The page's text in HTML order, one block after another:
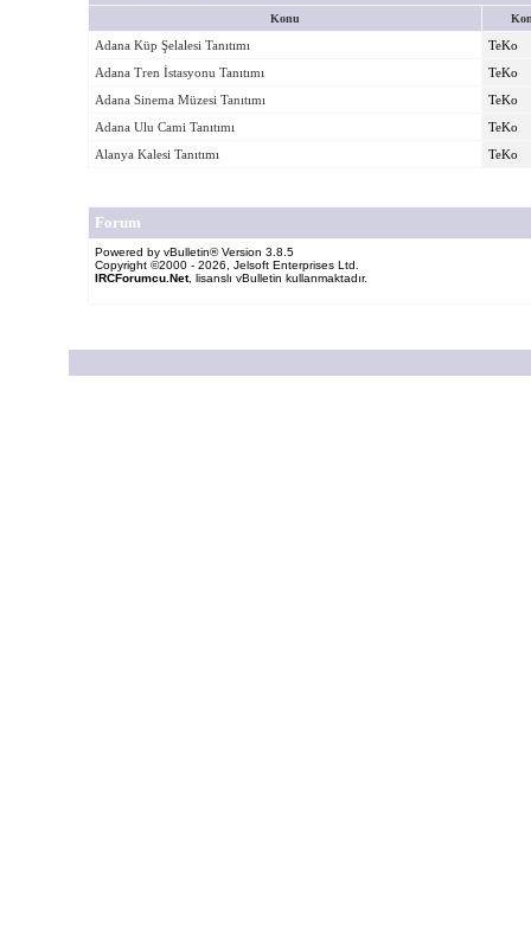
Konu
Adana Küp Şelalesi Tanıtımı
TeKo
Adana Tren İstasyonu Tanıtımı
TeKo
Adana Sinema Müzesi Tanıtımı
TeKo
Adana Ulu Cami Tanıtımı
TeKo
Alanya Kalesi Tanıtımı
TeKo
Forum
Powered by vBulletin® Version 3.8.5
Copyright ©2000 - 2026, Jelsoft Enterprises Ltd.
IRCForumcu.Net, lisanslı vBulletin kullanmaktadır.